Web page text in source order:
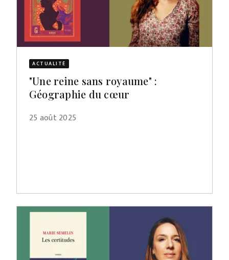
ACTUALITÉ
"Une reine sans royaume" :
Géographie du cœur
25 août 2025